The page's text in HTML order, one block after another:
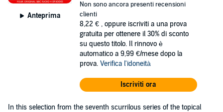
Anteprima
Non sono ancora presenti recensioni
clienti
8,22 € , oppure iscriviti a una prova
gratuita per ottenere il 30% di sconto
su questo titolo. Il rinnovo è
automatico a 9,99 €/mese dopo la
prova. Verifica l'idoneità
Iscriviti ora
In this selection from the seventh scurrilous series of the topical